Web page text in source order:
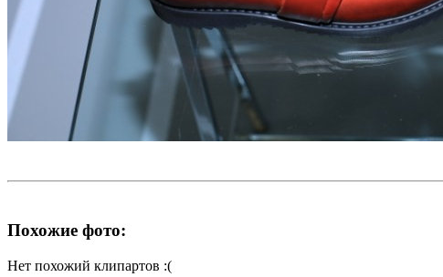
Похожие фото:
Нет похожий клипартов :(